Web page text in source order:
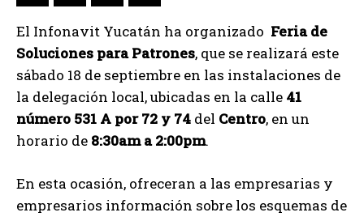
El Infonavit Yucatán ha organizado Feria de
Soluciones para Patrones, que se realizará este
sábado 18 de septiembre en las instalaciones de
la delegación local, ubicadas en la calle 41
número 531 A por 72 y 74 del Centro, en un
horario de 8:30am a 2:00pm.
En esta ocasión, ofreceran a las empresarias y
empresarios información sobre los esquemas de